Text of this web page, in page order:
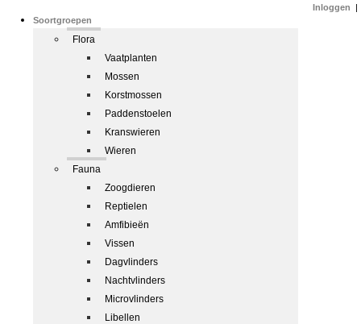
Soortgroepen
Flora
Vaatplanten
Mossen
Korstmossen
Paddenstoelen
Kranswieren
Wieren
Fauna
Zoogdieren
Reptielen
Amfibieën
Vissen
Dagvlinders
Nachtvlinders
Microvlinders
Libellen
Inloggen |